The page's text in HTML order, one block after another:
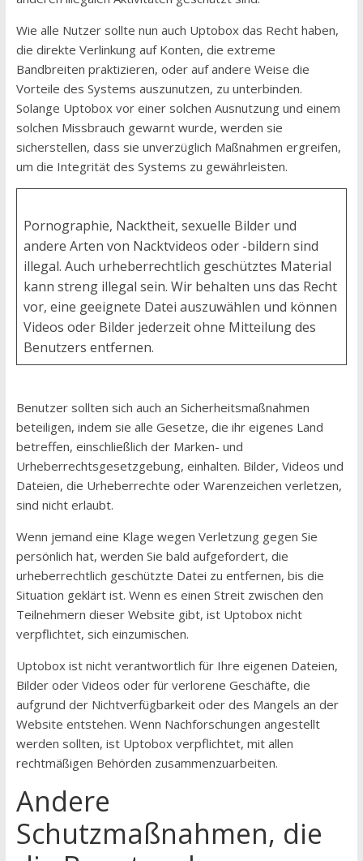
Wie alle Nutzer sollte nun auch Uptobox das Recht haben,
die direkte Verlinkung auf Konten, die extreme
Bandbreiten praktizieren, oder auf andere Weise die
Vorteile des Systems auszunutzen, zu unterbinden.
Solange Uptobox vor einer solchen Ausnutzung und einem
solchen Missbrauch gewarnt wurde, werden sie
sicherstellen, dass sie unverzüglich Maßnahmen ergreifen,
um die Integrität des Systems zu gewährleisten.
Pornographie, Nacktheit, sexuelle Bilder und
andere Arten von Nacktvideos oder -bildern sind
illegal. Auch urheberrechtlich geschütztes Material
kann streng illegal sein. Wir behalten uns das Recht
vor, eine geeignete Datei auszuwählen und können
Videos oder Bilder jederzeit ohne Mitteilung des
Benutzers entfernen.
Benutzer sollten sich auch an Sicherheitsmaßnahmen
beteiligen, indem sie alle Gesetze, die ihr eigenes Land
betreffen, einschließlich der Marken- und
Urheberrechtsgesetzgebung, einhalten. Bilder, Videos und
Dateien, die Urheberrechte oder Warenzeichen verletzen,
sind nicht erlaubt.
Wenn jemand eine Klage wegen Verletzung gegen Sie
persönlich hat, werden Sie bald aufgefordert, die
urheberrechtlich geschützte Datei zu entfernen, bis die
Situation geklärt ist. Wenn es einen Streit zwischen den
Teilnehmern dieser Website gibt, ist Uptobox nicht
verpflichtet, sich einzumischen.
Uptobox ist nicht verantwortlich für Ihre eigenen Dateien,
Bilder oder Videos oder für verlorene Geschäfte, die
aufgrund der Nichtverfügbarkeit oder des Mangels an der
Website entstehen. Wenn Nachforschungen angestellt
werden sollten, ist Uptobox verpflichtet, mit allen
rechtmäßigen Behörden zusammenzuarbeiten.
Andere
Schutzmaßnahmen, die